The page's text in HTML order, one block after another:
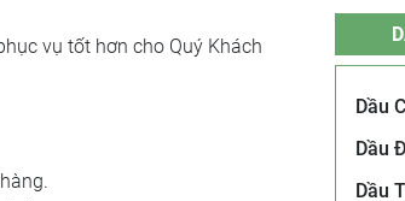
vụ tốt hơn cho Quý Khách
Dầu
Dầu
Dầu